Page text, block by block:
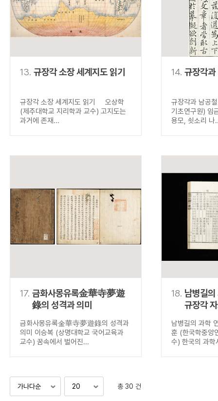
13. 규장각 소장 세계지도 읽기
규장각 소장 세계지도 읽기 오상학
(제주대학교 지리학과 교수) 고지도는
과거에 존재...
14. 규장각과
규장각과 남공
기초연구원) 임
용모, 쇳소리 나
17. 금화사몽유록金華寺夢遊
錄의 성격과 의미
금화사몽유록金華寺夢遊錄의 성격과
의미 이승복 (상명대학교 국어교육과
교수) 꿈속에서 벌어진...
18. 남병길
규장각
남병길의 과학
훈 (한국학중앙
수) 한국의 과학
총 30 건